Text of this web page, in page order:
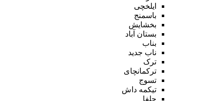
ایلخچی
باسمنج
بخشایش
بستان آباد
بناب
ناب جدید
ترک
ترکمانچای
تسوج
تیکمه داش
جلفا